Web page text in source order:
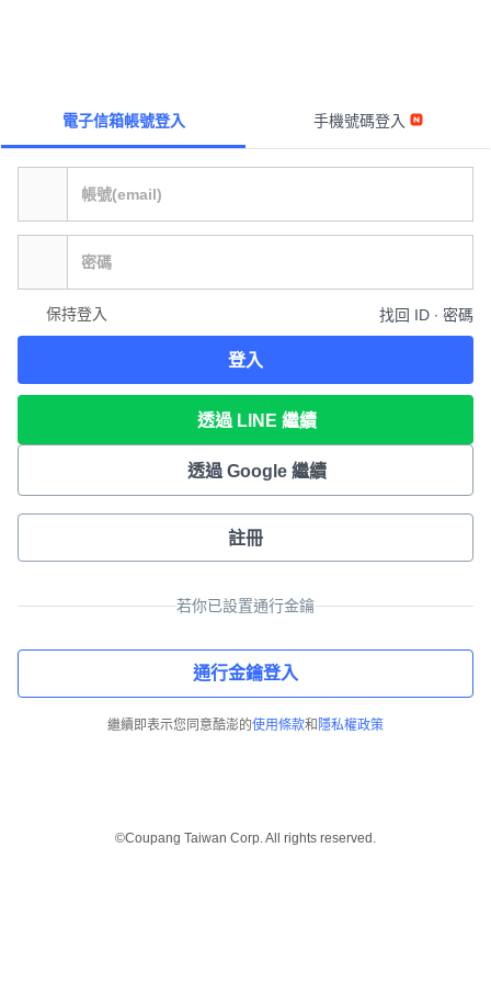
電子信箱帳號登入 手機號碼登入
保持登入 找回 ID ∙ 密碼
登入
透過 LINE 繼續
透過 Google 繼續
註冊
若你已設置通行金鑰
通行金鑰登入
繼續即表示您同意酷澎的使用條款和 隱私權政策
©Coupang Taiwan Corp. All rights reserved.